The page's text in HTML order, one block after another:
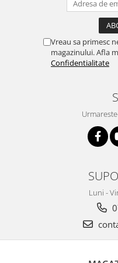
Servere, Componente &
Sport & Activitati in aer
Accesorii antrenament
Aparate Foto & Accesorii
Audio HI-FI & Profesionale
Vreau sa primesc
magazinului. Afla
Confidentialitate
Luni -